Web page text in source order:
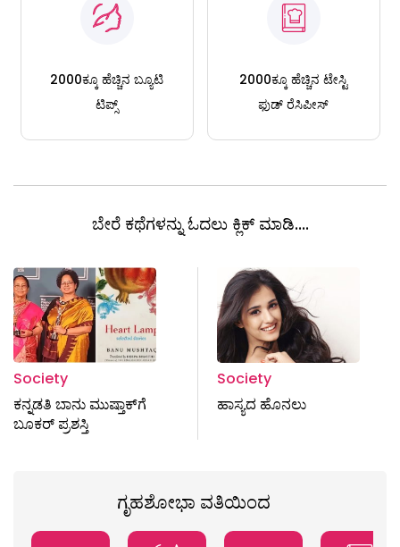
2000ಕ್ಕೂ ಹೆಚ್ಚಿನ ಬ್ಯೂಟಿ
ಟಿಪ್ಸ್
2000ಕ್ಕೂ ಹೆಚ್ಚಿನ ಟೇಸ್ಟಿ
ಫುಡ್ ರೆಸಿಪೀಸ್
ಬೇರೆ ಕಥೆಗಳನ್ನು ಓದಲು ಕ್ಲಿಕ್ ಮಾಡಿ....
Society
ಕನ್ನಡತಿ ಬಾನು ಮುಷ್ತಾಕ್‌ಗೆ
ಬೂಕರ್ ಪ್ರಶಸ್ತಿ
Society
ಹಾಸ್ಯದ ಹೊನಲು
ಗೃಹಶೋಭಾ ವತಿಯಿಂದ